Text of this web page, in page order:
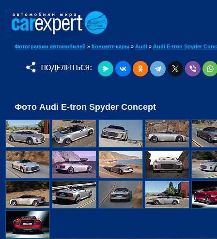
Фотографии автомобилей » Концепт-кары » Audi » Audi E-tron Spyder
Фото Audi E-tron Spyder Concept